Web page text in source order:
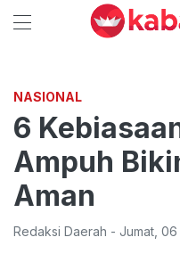
NASIONAL
6
Ampuh
Aman
Redaksi Daerah - Jumat 06